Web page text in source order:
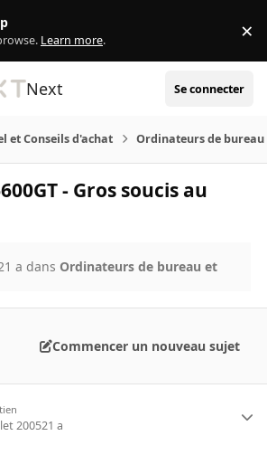
Learn more. ×
Next Se connecter
et Conseils d'achat Ordinateurs de bureau
- Gros soucis au
a dans Ordinateurs de bureau et
Commencer un nouveau sujet
200521 a